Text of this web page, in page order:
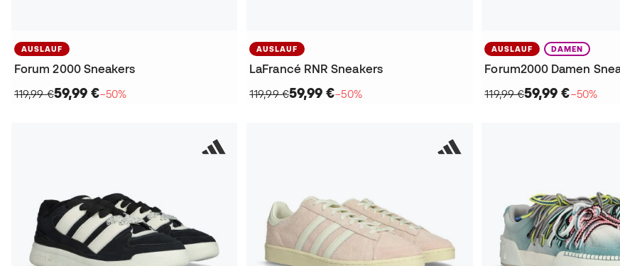
AUSLAUF
Forum 2000 Sneakers
119,99 €59,99 €−50%
AUSLAUF
LaFrancé RNR Sneakers
119,99 €59,99 €−50%
AUSLAUF DAMEN
Forum2000 Damen
119,99 €59,99 €−50%